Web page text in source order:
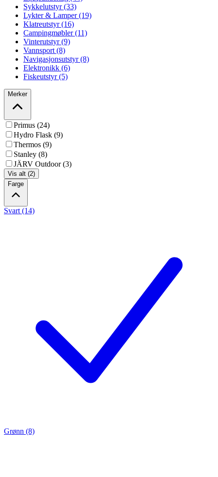
Sykkelutstyr (33)
Lykter & Lamper (19)
Klatreutstyr (16)
Campingmøbler (11)
Vinterutstyr (9)
Vannsport (8)
Navigasjonsutstyr (8)
Elektronikk (6)
Fiskeutstyr (5)
Merker
Primus (24)
Hydro Flask (9)
Thermos (9)
Stanley (8)
JÄRV Outdoor (3)
Vis alt (2)
Farge
Svart (14)
Grønn (8)